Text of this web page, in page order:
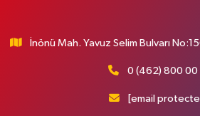
İnönü Mah. Yavuz Selim Bulvarı
0 (462) 800 00
[email